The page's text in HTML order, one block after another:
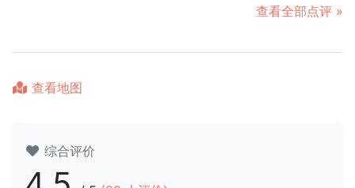
查看全部点评 »
查看地图
综合评价